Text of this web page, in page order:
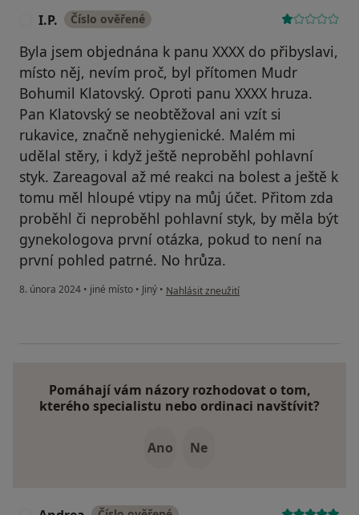
I.P. Číslo ověřené
Byla jsem objednána k panu XXXX do přibyslavi,
místo něj, nevím proč, byl přítomen Mudr
Bohumil Klatovský. Oproti panu XXXX hruza.
Pan Klatovský se neobtěžoval ani vzít si
rukavice, značně nehygienické. Malém mi
udělal stěry, i když ještě neproběhl pohlavní
styk. Zareagoval až mé reakci na bolest a ještě k
tomu měl hloupé vtipy na můj účet. Přitom zda
proběhl či neproběhl pohlavní styk, by měla být
gynekologova první otázka, pokud to není na
první pohled patrné. No hrůza.
8. února 2024 • jiné místo • Jiný • podle názoru uživatele I.P.
Nahlásit zneužití
Pomáhají vám názory rozhodovat o tom,
kterého specialistu nebo ordinaci navštívit?
Ano Ne